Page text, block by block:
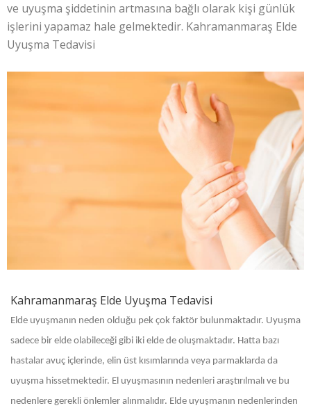
ve uyuşma şiddetinin artmasına bağlı olarak kişi günlük
işlerini yapamaz hale gelmektedir. Kahramanmaraş Elde
Uyuşma Tedavisi
Kahramanmaraş Elde Uyuşma Tedavisi
Elde uyuşmanın neden olduğu pek çok faktör bulunmaktadır. Uyuşma
sadece bir elde olabileceği gibi iki elde de oluşmaktadır. Hatta bazı
hastalar avuç içlerinde, elin üst kısımlarında veya parmaklarda da
uyuşma hissetmektedir. El uyuşmasının nedenleri araştırılmalı ve bu
nedenlere gerekli önlemler alınmalıdır. Elde uyuşmanın nedenlerinden